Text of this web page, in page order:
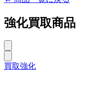
強化買取商品
買取強化